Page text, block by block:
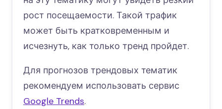
рост посещаемости. Такой трафик
может быть кратковременным и
исчезнуть, как только тренд пройдет.
Для прогнозов трендовых тематик
рекомендуем использовать сервис
Google Trends.